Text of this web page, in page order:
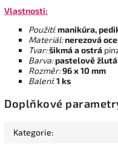
Vlastnosti:
Použití:manikúra,
Materiál:nerezová
Tvar:šikmá a ostrá
Barva:pastelově žlutá
Rozměr:96 x 10 mm
Balení:1 ks
Doplňkové
Kategorie: